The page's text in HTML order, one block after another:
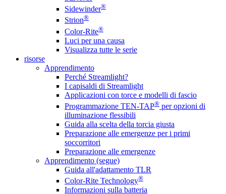
Sidewinder®
Strion®
Color-Rite®
Luci per una causa
Visualizza tutte le serie
risorse
Apprendimento
Perché Streamlight?
I capisaldi di Streamlight
Applicazioni con torce e modelli di fascio
Programmazione TEN-TAP® per opzioni di
illuminazione flessibili
Guida alla scelta della torcia giusta
Preparazione alle emergenze per i primi
soccorritori
Preparazione alle emergenze
Apprendimento (segue)
Guida all'adattamento TLR
Color-Rite Technology®
Informazioni sulla batteria